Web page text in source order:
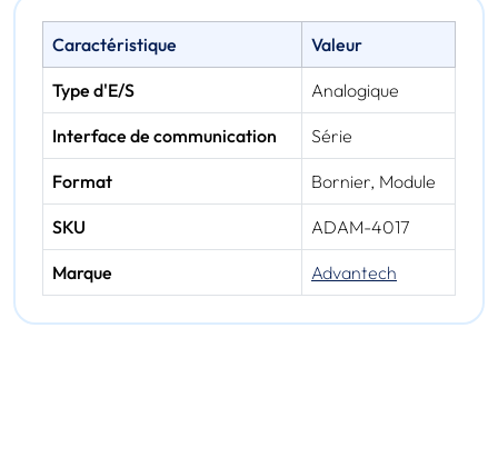
Caractéristique Valeur
Type d'E/S Analogique
Interface de communication Série
Format Bornier, Module
SKU ADAM-4017
Marque Advantech